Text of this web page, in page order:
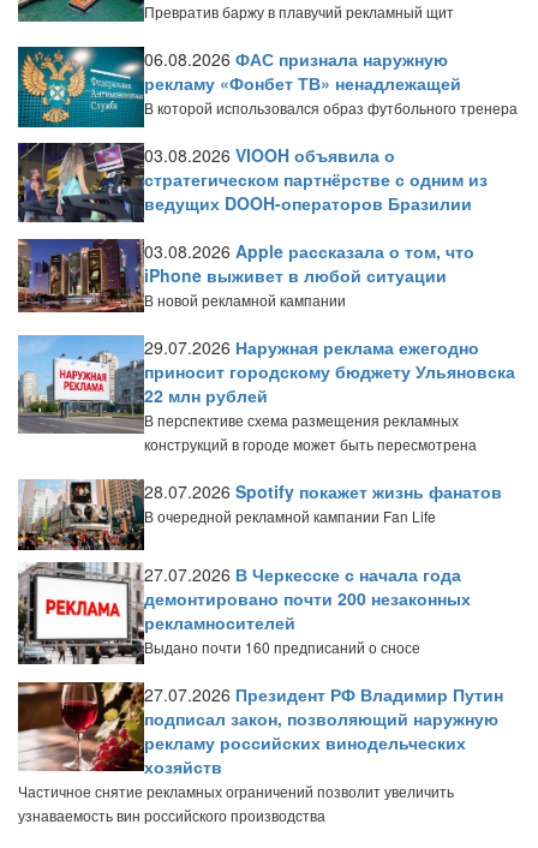
Превратив баржу в плавучий рекламный щит
06.08.2026 ФАС признала наружную
рекламу «Фонбет ТВ» ненадлежащей
В которой использовался образ футбольного тренера
03.08.2026 VIOOH объявила о
стратегическом партнёрстве с одним из
ведущих DOOH-операторов Бразилии
03.08.2026 Apple рассказала о том, что
iPhone выживет в любой ситуации
В новой рекламной кампании
29.07.2026 Наружная реклама ежегодно
приносит городскому бюджету Ульяновска
22 млн рублей
В перспективе схема размещения рекламных
конструкций в городе может быть пересмотрена
28.07.2026 Spotify покажет жизнь фанатов
В очередной рекламной кампании Fan Life
27.07.2026 В Черкесске с начала года
демонтировано почти 200 незаконных
рекламносителей
Выдано почти 160 предписаний о сносе
27.07.2026 Президент РФ Владимир Путин
подписал закон, позволяющий наружную
рекламу российских винодельческих
хозяйств
Частичное снятие рекламных ограничений позволит увеличить
узнаваемость вин российского производства